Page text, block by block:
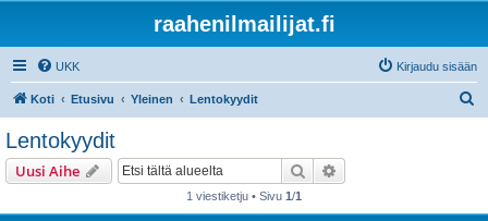
raahenilmailijat.fi
UKK Kirjaudu sisään
Koti Etusivu Yleinen Lentokyydit
Lentokyydit
Uusi Aihe Etsi
1 viestiketju • Sivu 1/1